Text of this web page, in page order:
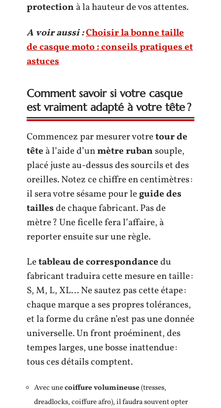
protection à la hauteur de vos attentes.
A voir aussi :Choisir la bonne taille
de casque moto : conseils pratiques et
astuces
Comment savoir si votre casque
est vraiment adapté à votre tête ?
Commencez par mesurer votretour de
tête à l’aide d’unmètre rubansouple,
placé juste au-dessus des sourcils et des
oreilles. Notez ce chiffre en centimètres :
il sera votre sésame pour leguide des
taillesde chaque fabricant. Pas de
mètre ? Une ficelle fera l’affaire, à
reporter ensuite sur une règle.
Letableau de correspondancedu
fabricant traduira cette mesure en taille :
S, M, L, XL… Ne sautez pas cette étape :
chaque marque a ses propres tolérances,
et la forme du crâne n’est pas une donnée
universelle. Un front proéminent, des
tempes larges, une bosse inattendue :
tous ces détails comptent.
Avec unecoiffure volumineuse(tresses,
dreadlocks, coiffure afro), il faudra souvent opter